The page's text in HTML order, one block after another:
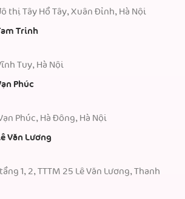
thị Tây Hồ Tây, Xuân Đỉnh, Hà Nội
Trinh
Tuy, Hà Nội
Phúc
Phúc, Hà Đông, Hà Nội
Văn Lương
1, 2, TTTM 25 Lê Văn Lương, Thanh